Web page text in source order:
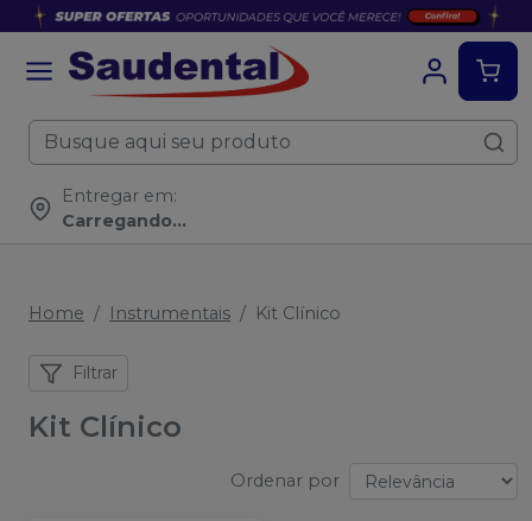
Entregar em:
Carregando...
Home Instrumentais Kit Clínico
Filtrar
Kit Clínico
Ordenar por